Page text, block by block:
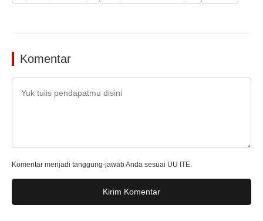
Komentar
Komentar menjadi tanggung-jawab Anda sesuai UU ITE.
Kirim Komentar